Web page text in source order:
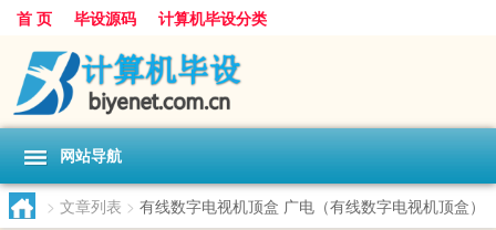
首 页 毕设源码 计算机毕设分类
网站导航
> 文章列表 > 有线数字电视机顶盒 广电（有线数字电视机顶盒）